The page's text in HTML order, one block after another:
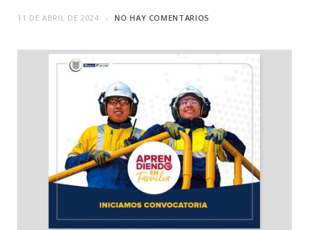
11 DE ABRIL DE 2024 NO HAY COMENTARIOS